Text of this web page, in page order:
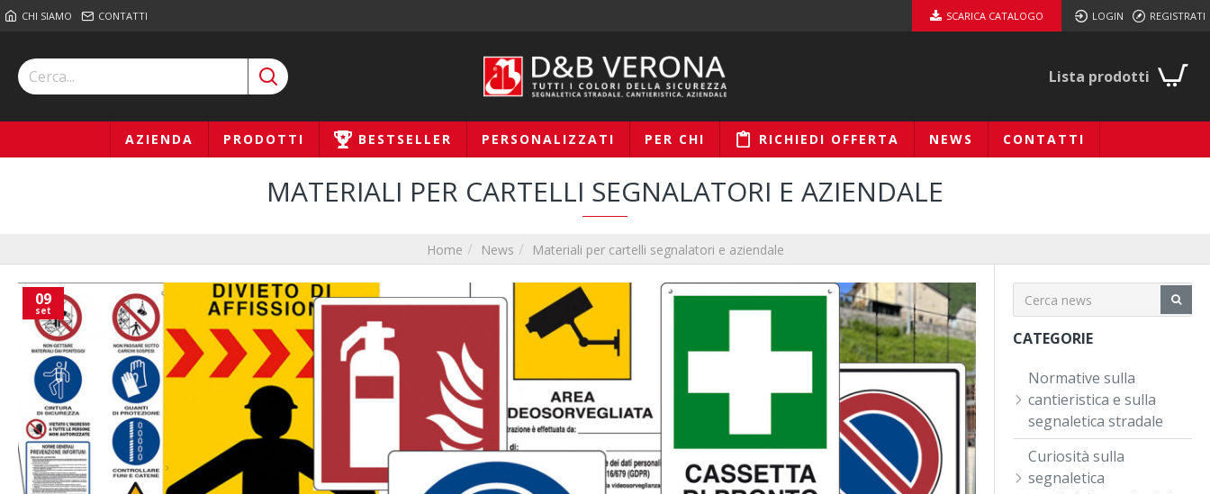
CHI SIAMO CONTATTI SCARICA CATALOGO LOGIN REGISTRATI
Lista prodotti
AZIENDA PRODOTTI BESTSELLER PERSONALIZZATI PER CHI RICHIEDI OFFERTA NEWS CONTATTI
Home News Materiali per cartelli segnalatori e aziendale
MATERIALI PER CARTELLI SEGNALATORI E AZIENDALE
09
set
CATEGORIE
Normative sulla
cantieristica e sulla
segnaletica stradale
Curiosità sulla
segnaletica